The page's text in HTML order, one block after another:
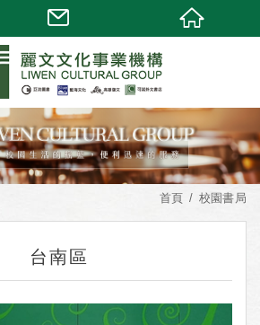
首頁 校園書局
台南區